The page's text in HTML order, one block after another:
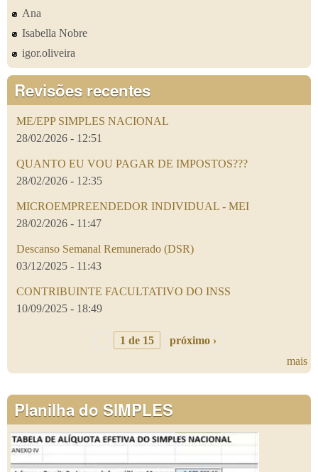
Ana
Isabella Nobre
igor.oliveira
Revisões recentes
ME/EPP SIMPLES NACIONAL
28/02/2026 - 12:51
QUANTO EU VOU PAGAR DE IMPOSTOS???
28/02/2026 - 12:35
MICROEMPREENDEDOR INDIVIDUAL - MEI
28/02/2026 - 11:47
Descanso Semanal Remunerado (DSR)
03/12/2025 - 11:43
CONTRIBUINTE FACULTATIVO DO INSS
10/09/2025 - 18:49
1 de 15
próximo ›
mais
Planilha do SIMPLES